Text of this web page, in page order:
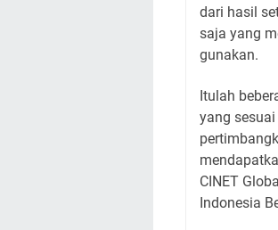
dari hasil
saja yang
gunakan.
Itulah
yang
CINET
Indonesia